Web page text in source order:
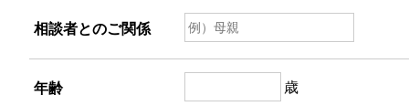
相談者とのご関係
年齢 歳